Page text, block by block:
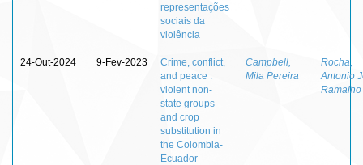
representações
sociais da
violência
24-Out-2024 9-Fev-2023
Crime, conflict,
and peace :
violent non-
state groups
and crop
substitution in
the Colombia-
Ecuador
Campbell,
Mila Pereira
Rocha,
Antonio
Ramalho